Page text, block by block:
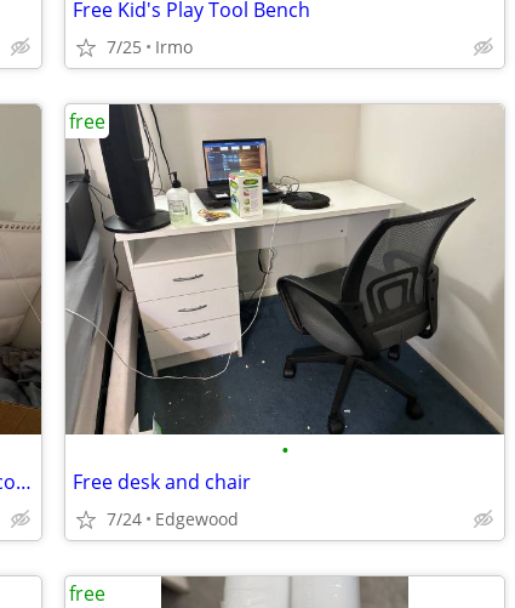
Free Kid's Play Tool Bench
7/25 Irmo
free queen sized bed and boxspring good condition
•
Free desk and chair
7/24 Edgewood
free
free